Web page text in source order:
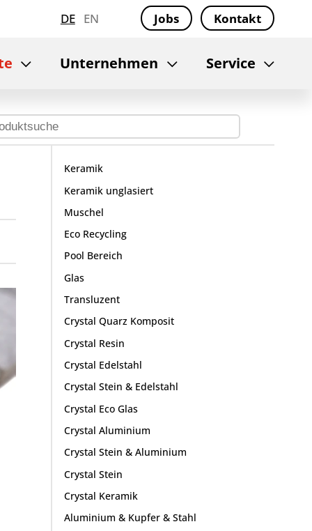
DE EN Jobs Kontakt
Unternehmen Service
Keramik
Keramik unglasiert
Muschel
Eco Recycling
Pool Bereich
Glas
Transluzent
Crystal Quarz Komposit
Crystal Resin
Crystal Edelstahl
Crystal Stein & Edelstahl
Crystal Eco Glas
Crystal Aluminium
Crystal Stein & Aluminium
Crystal Stein
Crystal Keramik
Aluminium & Kupfer & Stahl